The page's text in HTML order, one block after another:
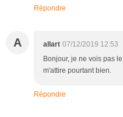
Répondre
A allart 07/12/2019 12:53
Bonjour, je ne vois pas
m'attire pourtant bien.
Répondre